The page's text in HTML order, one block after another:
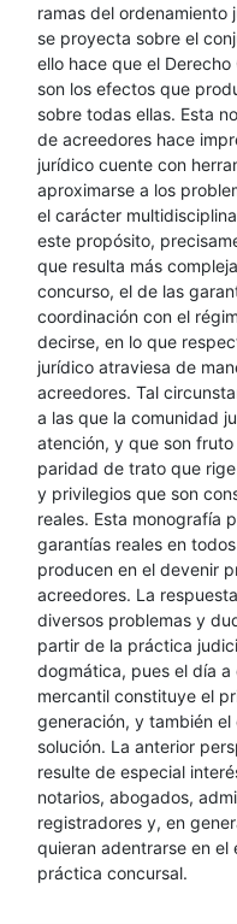
ramas del ordenamiento
se proyecta sobre el
ello hace que el
son los efectos que
sobre todas ellas. Esta
de acreedores hace
jurídico cuente con
aproximarse a los
el carácter
este propósito,
que resulta más
concurso, el de las
coordinación con el
decirse, en lo que
jurídico atraviesa de
acreedores. Tal
a las que la comunidad
atención, y que son
paridad de trato que
y privilegios que son
reales. Esta monografía
garantías reales en
producen en el devenir
acreedores. La
diversos problemas y
partir de la práctica
dogmática, pues el día
mercantil constituye el
generación, y también
solución. La anterior
resulte de especial
notarios, abogados,
registradores y, en
quieran adentrarse en el
práctica concursal.